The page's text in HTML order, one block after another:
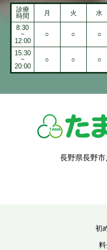
診療
時間
月 火 水
8:30
~
12:00
○ ○ ○
15:30
~
20:00
○ ○ ○
長野県長野
初